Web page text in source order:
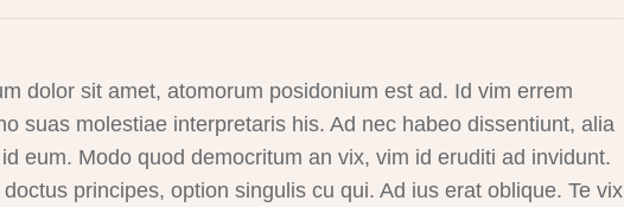
dolor sit amet, atomorum posidonium est ad. Id vim errem
suas molestiae interpretaris his. Ad nec habeo dissentiunt, alia
eum. Modo quod democritum an vix, vim id eruditi ad invidunt.
principes, option singulis cu qui. Ad ius erat oblique. Te vix